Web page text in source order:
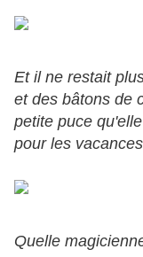
Et il ne restait
et des bâtons de
petite puce
pour les
Quelle